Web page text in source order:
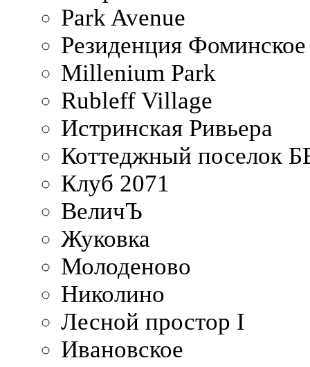
Park Avenue
Резиденция Фоминское
Millenium Park
Rubleff Village
Истринская Ривьера
Коттеджный поселок
Клуб 2071
ВеличЪ
Жуковка
Молоденово
Николино
Лесной простор I
Ивановское